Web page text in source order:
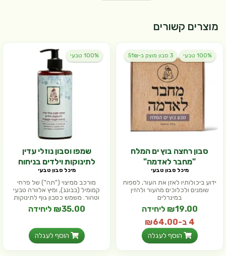
מוצרים קשורים
100% טבעי 3 סבון מוצק ב-51₪
סבון רחצה בוץ ים המלח
"מחבר לאדמה"
מיכל סבון טבעי
ידוע ביכולותיו לאזן את העור, לספוח
שומנים ולכלוכים מהעור ולהזין
במינרלים
₪19.00 ליחידה
4 ב-₪64.00
הוסף לעגלה
100% טבעי
שמפו וסבון נוזלי עדין
לתינוקות וילדים בניחוח
לבנדר וקמומיל
מיכל סבון טבעי
מורכב ממיצוי ("תה") של פרחי
קמומיל (בבונג), ומיץ אלוורה טבעי
וטהור. משמש כסבון גוף לתינוקות
₪35.00 ליחידה
הוסף לעגלה